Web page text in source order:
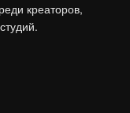
креаторов,